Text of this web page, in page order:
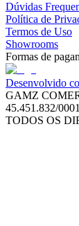
Dúvidas
Política de
Termos de Uso
Showrooms
Formas de
Desenvolvido
GAMZ
45.451.832/
TODOS OS